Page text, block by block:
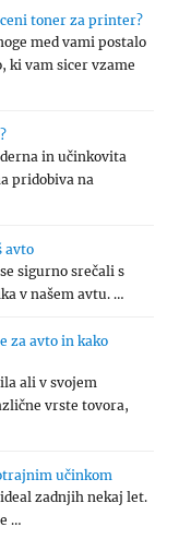
toner za printer?
med vami postalo
ki vam sicer vzame
in učinkovita
pridobiva na
avto
sigurno srečali s
v našem avtu. …
za avto in kako
ali v svojem
vrste tovora,
učinkom
zadnjih nekaj let.
…